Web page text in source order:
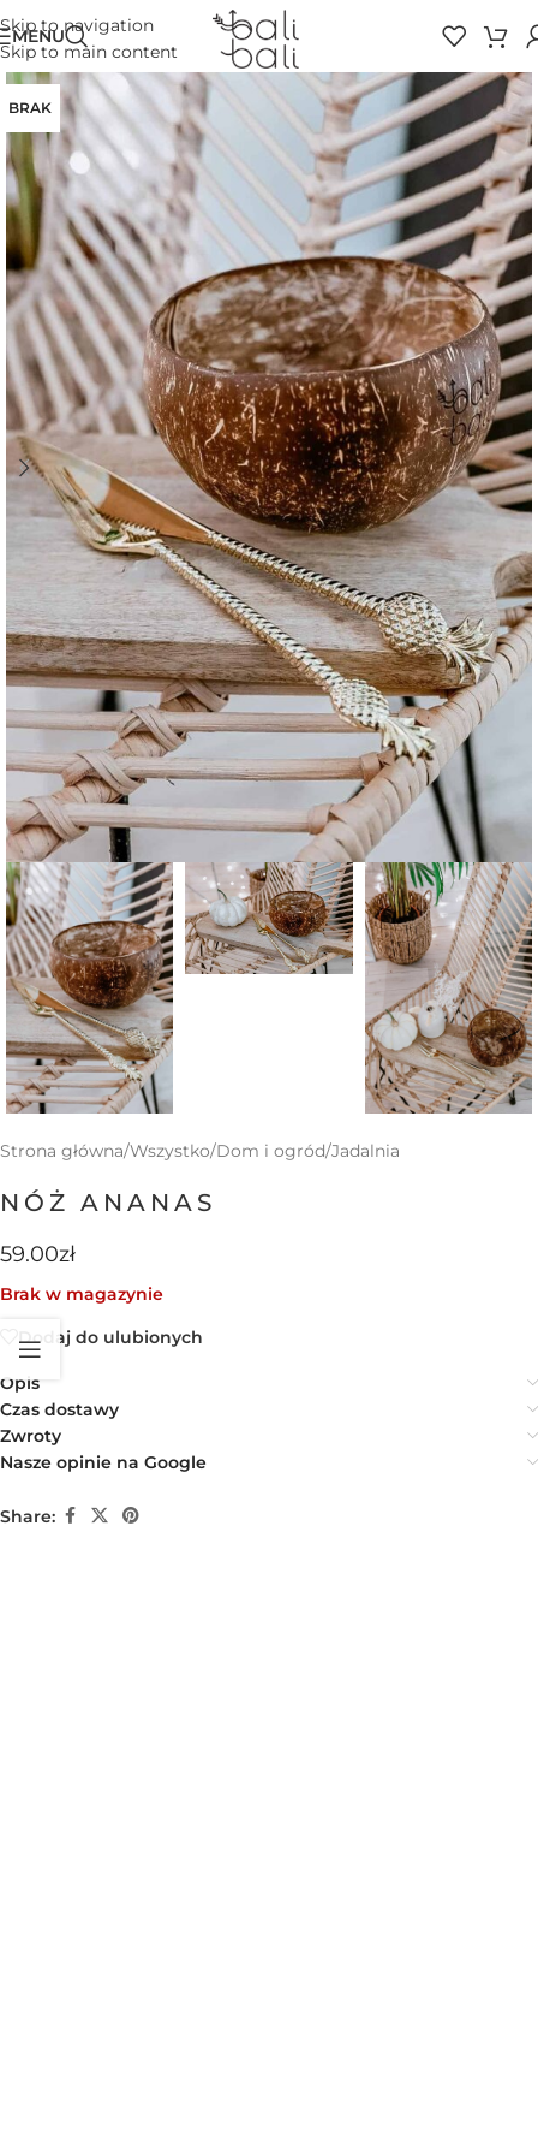
Skip to navigation
Skip to main content
MENU
BRAK
Strona główna/Wszystko/Dom i ogród/Jadalnia
NÓŻ ANANAS
59.00zł
Brak w magazynie
Dodaj do ulubionych
Opis
Czas dostawy
Zwroty
Nasze opinie na Google
Share: